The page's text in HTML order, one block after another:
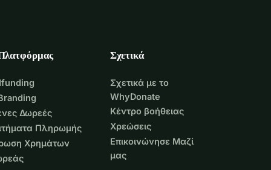
Δωρεές
Πληρωμής
Χρημάτων
Σχετικά
Σχετικά με το
WhyDonate
Κέντρο βοήθειας
Χρεώσεις
Επικοινώνησε Μαζί
μας